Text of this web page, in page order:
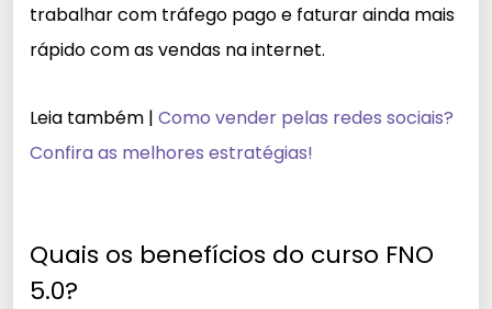
trabalhar com tráfego pago e faturar ainda mais
rápido com as vendas na internet.
Leia também | Como vender pelas redes sociais?
Confira as melhores estratégias!
Quais os benefícios do curso FNO
5.0?